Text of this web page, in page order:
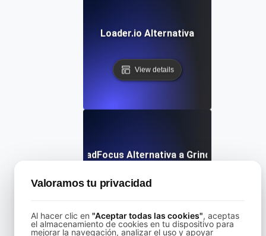
Loader.io Alternativa
View details
LoadFocus Alternativa a Grinder
Valoramos tu privacidad
Al hacer clic en "Aceptar todas las cookies", aceptas
el almacenamiento de cookies en tu dispositivo para
mejorar la navegación, analizar el uso y apoyar